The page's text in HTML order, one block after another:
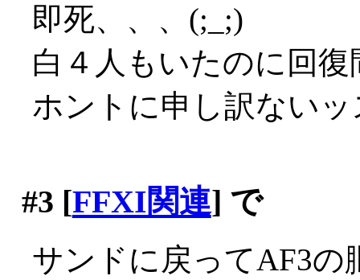
即死、、、(;_;)
白４人もいたのに回
ホントに申し訳ない
#3 [FFXI関連] で
サンドに戻ってAF3